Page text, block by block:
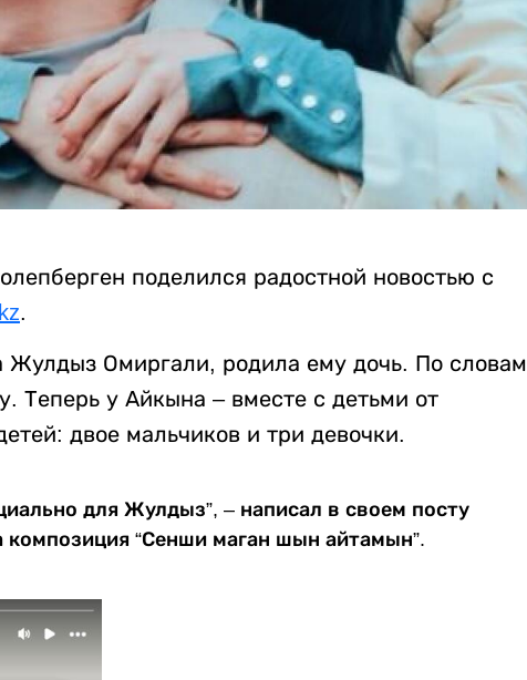
поделился радостной новостью с
.
Жулдыз Омиргали, родила ему дочь. По словам
Теперь у Айкына – вместе с детьми от
двое мальчиков и три девочки.
для Жулдыз”, – написал в своем посту
“Сенши маган шын айтамын”.